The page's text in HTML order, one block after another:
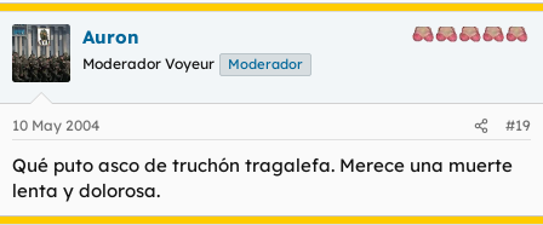
No que va… si es muy corto…
Auron
Moderador Voyeur Moderador
10 May 2004 #19
Qué puto asco de truchón tragalefa. Merece una muerte
lenta y dolorosa.